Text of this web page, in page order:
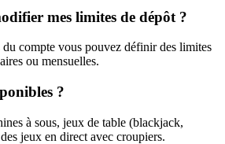
mes limites de dépôt ?
du compte vous pouvez définir des limites
ou mensuelles.
?
à sous, jeux de table (blackjack,
jeux en direct avec croupiers.